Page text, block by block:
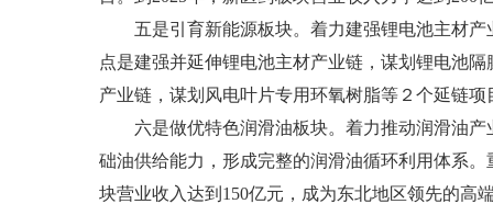
五是引育新能源板块。着力建强锂电池主材产
点是建强并延伸锂电池主材产业链，谋划锂电池
产业链，谋划风电叶片专用环氧树脂等２个延链
六是做优特色润滑油板块。着力推动润滑油产
础油供给能力，形成完整的润滑油循环利用体系
块营业收入达到150亿元，成为东北地区领先的高